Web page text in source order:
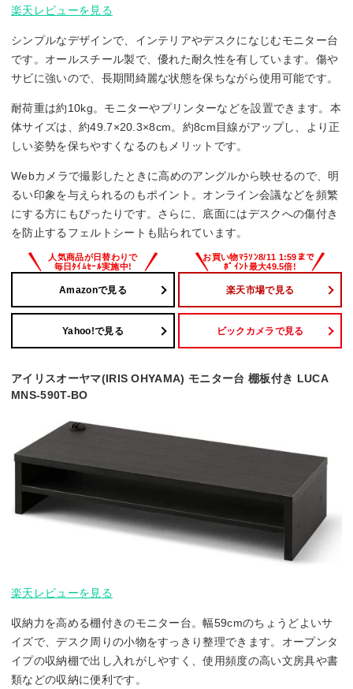
楽天レビューを見る
シンプルなデザインで、インテリアやデスクになじむモニター台
です。オールスチール製で、優れた耐久性を有しています。傷や
サビに強いので、長期間綺麗な状態を保ちながら使用可能です。
耐荷重は約10kg。モニターやプリンターなどを設置できます。本
体サイズは、約49.7×20.3×8cm。約8cm目線がアップし、より正
しい姿勢を保ちやすくなるのもメリットです。
Webカメラで撮影したときに高めのアングルから映せるので、明
るい印象を与えられるのもポイント。オンライン会議などを頻繁
にする方にもぴったりです。さらに、底面にはデスクへの傷付き
を防止するフェルトシートも貼られています。
Amazonで見る 楽天市場で見る
Yahoo!で見る ビックカメラで見る
アイリスオーヤマ(IRIS OHYAMA) モニター台 棚板付き LUCA
MNS-590T-BO
楽天レビューを見る
収納力を高める棚付きのモニター台。幅59cmのちょうどよいサ
イズで、デスク周りの小物をすっきり整理できます。オープンタ
イプの収納棚で出し入れがしやすく、使用頻度の高い文房具や書
類などの収納に便利です。